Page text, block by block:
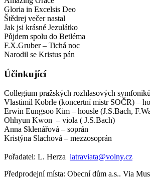
Gloria in Excelsis Deo
Štědrej večer nastal
Jak jsi krásné Jezulátko
Půjdem spolu do Betléma
F.X.Gruber – Tichá noc
Narodil se Kristus pán
Účinkující
Collegium pražských rozhlasových symfoniků
Vlastimil Kobrle (koncertní mistr SOČR) –
Erwin Eungsoo Kim – housle (J.S.Bach,
Ohhyun Kwon – viola ( J.S.Bach)
Anna Sklenářová – soprán
Kristýna Slachová – mezzosoprán
Pořadatel: L. Herza latraviata@volny.cz
Předprodejní místa: Obecní dům a.s.. Via